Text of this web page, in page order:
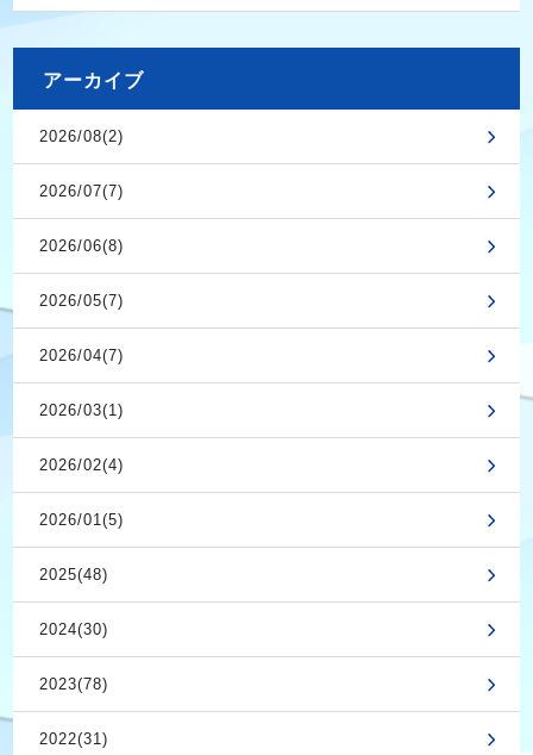
アーカイブ
2026/08(2)
2026/07(7)
2026/06(8)
2026/05(7)
2026/04(7)
2026/03(1)
2026/02(4)
2026/01(5)
2025(48)
2024(30)
2023(78)
2022(31)